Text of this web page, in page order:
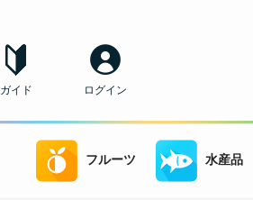
ガイド ログイン
フルーツ 水産品